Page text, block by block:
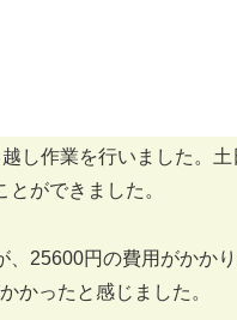
し作業を行いました。
ができました。
25600円の費用がかか
かったと感じました。